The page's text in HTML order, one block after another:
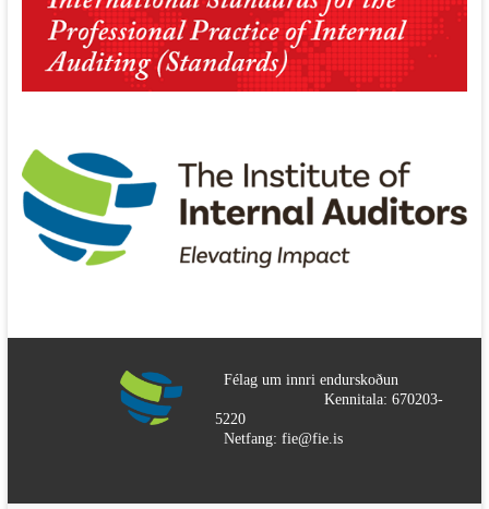
Félag um innri endurskoðun
Kennitala: 670203-
5220
Netfang: fie@fie.is